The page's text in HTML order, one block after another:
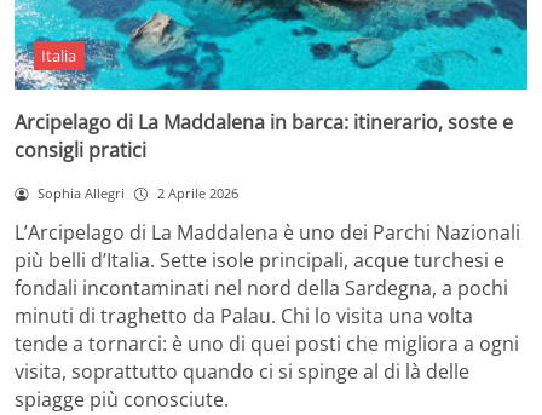
Italia
Arcipelago di La Maddalena in barca: itinerario, soste e
consigli pratici
Sophia Allegri 2 Aprile 2026
L’Arcipelago di La Maddalena è uno dei Parchi Nazionali
più belli d’Italia. Sette isole principali, acque turchesi e
fondali incontaminati nel nord della Sardegna, a pochi
minuti di traghetto da Palau. Chi lo visita una volta
tende a tornarci: è uno di quei posti che migliora a ogni
visita, soprattutto quando ci si spinge al di là delle
spiagge più conosciute.